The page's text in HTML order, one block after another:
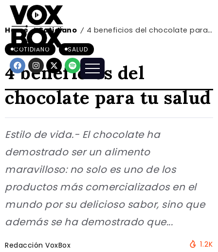
Home / Cotidiano / 4 beneficios del chocolate para tu salud
COTIDIANO SALUD
4 beneficios del
chocolate para tu salud
Estilo de vida.- El chocolate ha
demostrado ser un alimento
maravilloso: no solo es uno de los
productos más comercializados en el
mundo por su delicioso sabor, sino que
además se ha demostrado que...
Redacción VoxBox 1.2K